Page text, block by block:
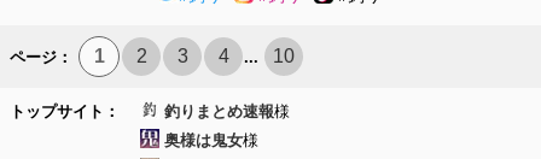
ページ： 1 2 3 4 ... 10
トップサイト： 釣りまとめ速報様
奥様は鬼女様